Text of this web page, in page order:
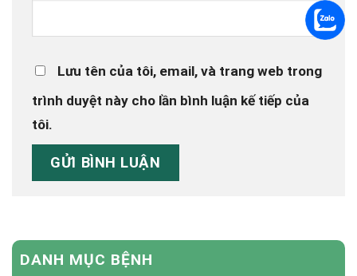
DANH MỤC BỆNH
Lưu tên của tôi, email, và trang web trong
trình duyệt này cho lần bình luận kế tiếp của
tôi.